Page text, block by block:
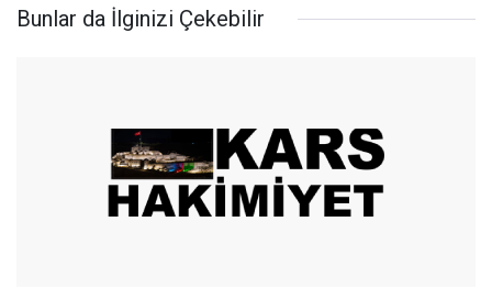
Bunlar da İlginizi Çekebilir